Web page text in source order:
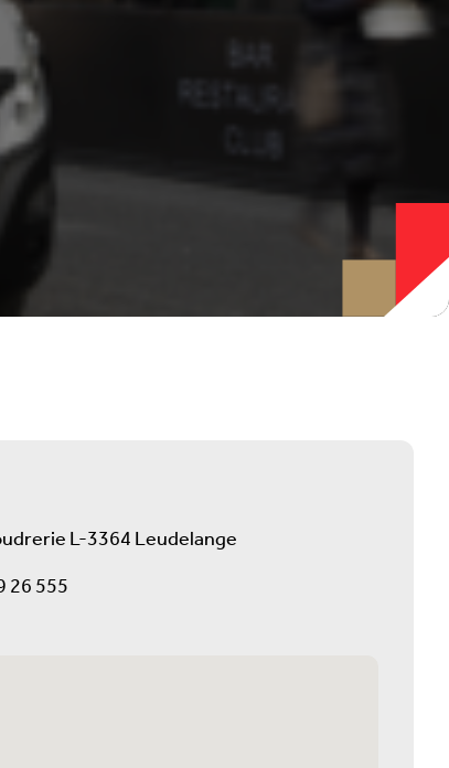
L-3364 Leudelange
26 555